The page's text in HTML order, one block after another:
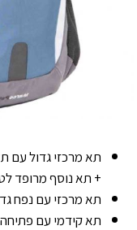
+ תא נוסף מרופד
תא מרכזי עם נפח
תא קידמי עם פתיחה